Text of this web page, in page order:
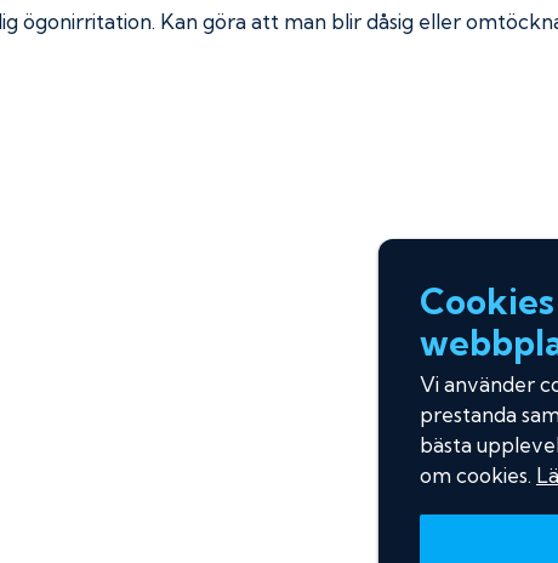
ögonirritation. Kan göra att man blir dåsig eller
Vi använder
prestanda
bästa
om cookies.